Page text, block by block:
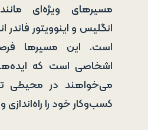
مسیرهای ویژه‌ای
انگلیس و اینوویتور فاندر
است. این مسیرها
اشخاصی است که
می‌خواهند در محیطی
کسب‌وکار خود را